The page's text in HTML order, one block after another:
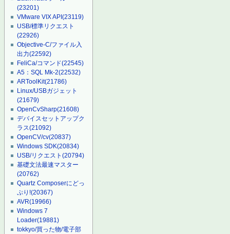
(23201)
VMware VIX API(23119)
USB/標準リクエスト
(22926)
Objective-C/ファイル入
出力(22592)
FeliCa/コマンド(22545)
A5：SQL Mk-2(22532)
ARToolKit(21786)
Linux/USBガジェット
(21679)
OpenCvSharp(21608)
デバイスセットアップク
ラス(21092)
OpenCV/cv(20837)
Windows SDK(20834)
USB/リクエスト(20794)
基礎文法最速マスター
(20762)
Quartz Composerにどっ
ぷり!(20367)
AVR(19966)
Windows 7
Loader(19881)
tokkyo/買った物/電子部